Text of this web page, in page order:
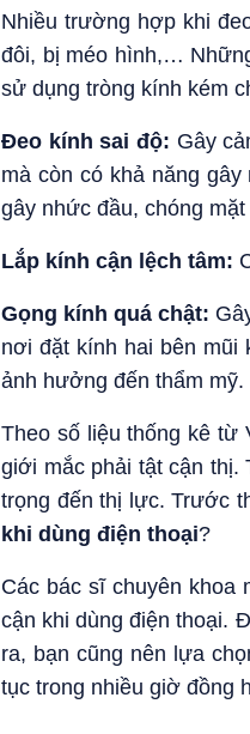
Nhiều trường hợp khi
đôi, bị méo hình,…
sử dụng tròng kính kém
Đeo kính sai độ: Gây
mà còn có khả năng
gây nhức đầu, chóng
Lắp kính cận lệch tâm:
Gọng kính quá chật:
nơi đặt kính hai bên mũi
ảnh hưởng đến thẩm mỹ.
Theo số liệu thống kê từ
giới mắc phải tật cận thị.
trọng đến thị lực. Trước
khi dùng điện thoại?
Các bác sĩ chuyên khoa
cận khi dùng điện thoại.
ra, bạn cũng nên lựa
tục trong nhiều giờ đồng